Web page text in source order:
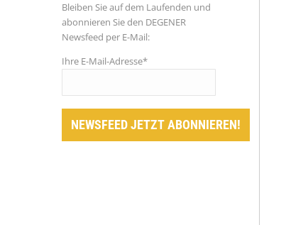
Bleiben Sie auf dem Laufenden und
abonnieren Sie den DEGENER
Newsfeed per E-Mail:
Ihre E-Mail-Adresse*